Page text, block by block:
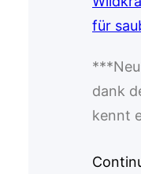
dank
kennt
und